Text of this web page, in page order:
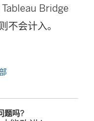
Tableau Bridge
不会计入。
题吗?